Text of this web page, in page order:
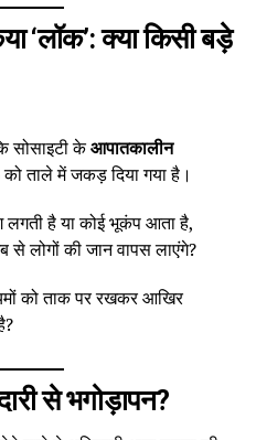
‘लॉक’: क्या किसी बड़े
सोसाइटी केआपातकालीन
को ताले में जकड़ दिया गया है।
है या कोई भूकंप आता है,
से लोगों की जान वापस लाएंगे?
को ताक पर रखकर आखिर
से भगोड़ापन?